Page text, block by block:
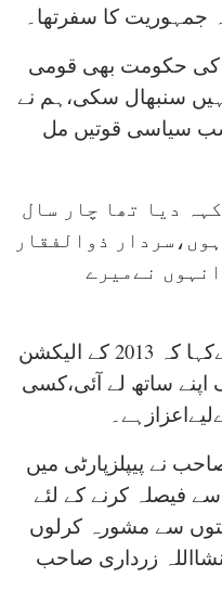
جمہوریت کا سفرتھا۔
حکومت بھی قومی
سنبھال سکی،ہم نے
سیاسی قوتیں مل
دیا تھا چار سال
ذوالفقار
نےمیرے
اس موقع پر ذوالفقار کھوسہ نےکہا کہ 2013 کے الیکشن
ساتھ لے آئی،کسی
نے پیپلزپارٹی میں
فیصلہ کرنے کے لئے
سے مشورہ کرلوں
زرداری صاحب